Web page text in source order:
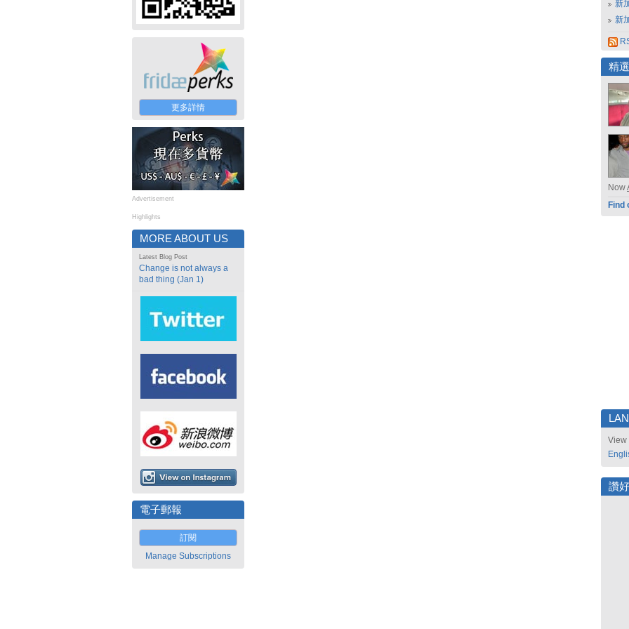
更多詳情
Advertisement
Highlights
MORE ABOUT US
Latest Blog Post
Change is not always a
bad thing (Jan 1)
電子郵報
訂閱
Manage Subscriptions
新
新
精
Now
Find
View
讚好